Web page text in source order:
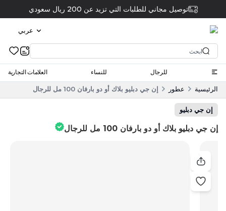
توصيل مجاني للطلبات التي تزيد عن 200 ريال سعودي
عربي
للرجال للنساء العلامات التجارية
الرئيسية عطور إن جي دبليو بلاك أو دو بارفان 100 مل للرجال
إن جي دبليو
إن جي دبليو بلاك أو دو بارفان 100 مل للرجال